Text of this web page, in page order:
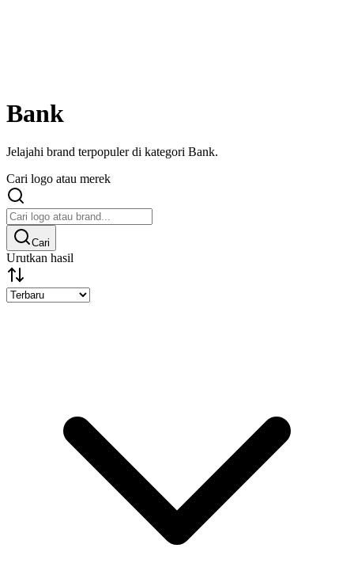
Bank
Jelajahi brand terpopuler di kategori Bank.
Cari logo atau merek
Cari
Urutkan hasil